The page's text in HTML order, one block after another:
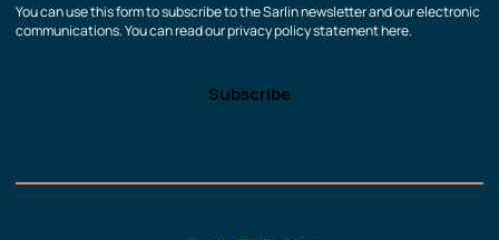
You can use this form to subscribe to the Sarlin newsletter and our electronic
communications. You can read our privacy policy statement here.